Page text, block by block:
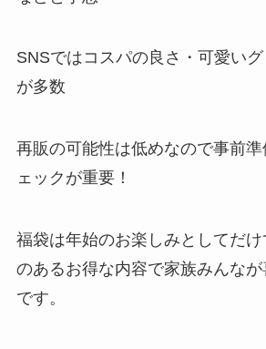
SNSではコスパの良さ・可愛い
が多数
再販の可能性は低めなので事前
ェックが重要！
福袋は年始のお楽しみとしてだ
のあるお得な内容で家族みんな
です。